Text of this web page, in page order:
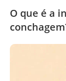
O que é a